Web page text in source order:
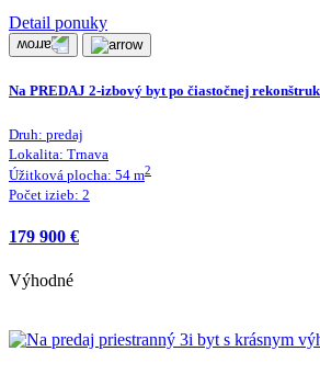
Detail ponuky
Na PREDAJ 2-izbový byt po čiastočnej
Druh: predaj
Lokalita: Trnava
Úžitková plocha: 54 m2
Počet izieb: 2
179 900 €
Výhodné